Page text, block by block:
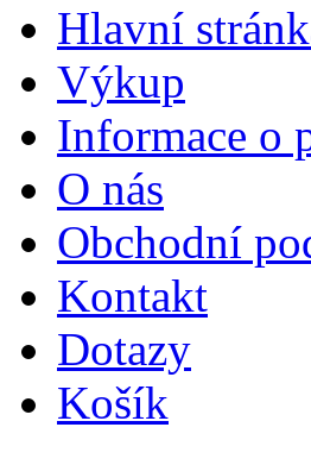
Hlavní
Výkup
Informace o
O nás
Obchodní
Kontakt
Dotazy
Košík